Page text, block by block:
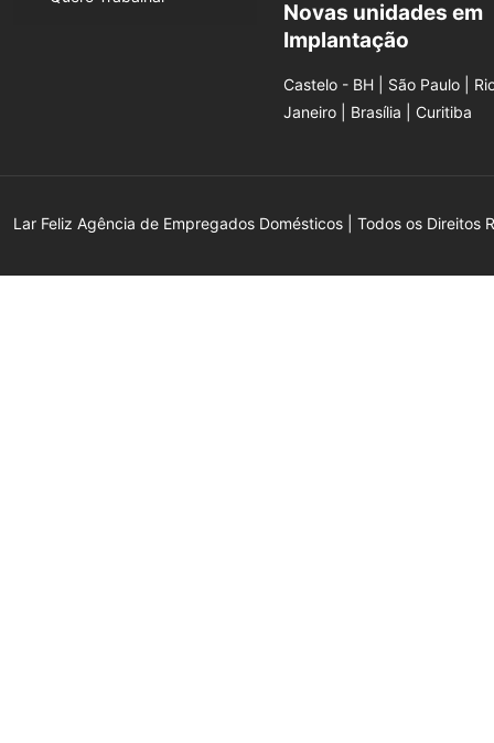
Novas unidades em
Implantação
Castelo - BH | São Paulo |
Janeiro | Brasília | Curitiba
Lar Feliz Agência de Empregados Domésticos | Todos os Direitos